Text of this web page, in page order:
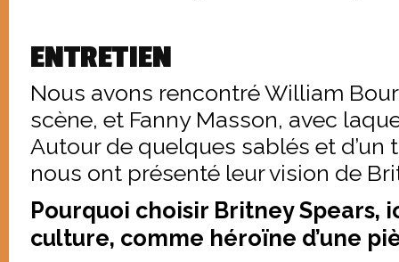
ENTRETIEN
Nous avons rencontré William
scène, et Fanny Masson, avec
Autour de quelques sablés et d’un
nous ont présenté leur vision de
Pourquoi choisir Britney Spears,
culture, comme héroïne d’une